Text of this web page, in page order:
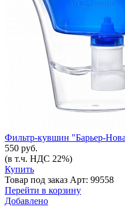
Фильтр-кувшин "Барьер-
550 руб.
(в т.ч. НДС 22%)
Купить
Товар под заказ Арт: 99558
Перейти в корзину
Добавлено